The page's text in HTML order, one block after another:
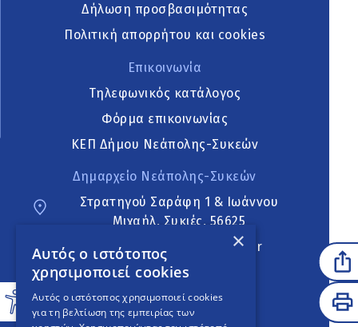
Δήλωση προσβασιμότητας
Πολιτική απορρήτου και cookies
Επικοινωνία
Τηλεφωνικός κατάλογος
Φόρμα επικοινωνίας
ΚΕΠ Δήμου Νεάπολης-Συκεών
Δημαρχείο Νεάπολης-Συκεών
Στρατηγού Σαράφη 1 & Ιωάννου
Μιχαήλ, Συκιές, 56625
neapoli.sykies@ddt.gov.gr
Ακολουθήστε
×
Αυτός ο ιστότοπος
χρησιμοποιεί cookies
Αυτός ο ιστότοπος χρησιμοποιεί cookies
για τη βελτίωση της εμπειρίας των